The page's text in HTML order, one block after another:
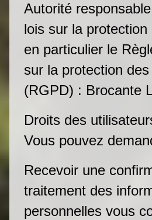
Autorité
lois sur la protection
en particulier le
sur la protection
(RGPD) : Brocante
Droits des
Vous pouvez
Recevoir une
traitement des
personnelles vous